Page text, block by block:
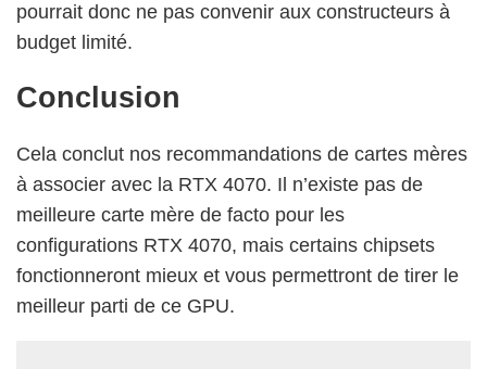
pourrait donc ne pas convenir aux constructeurs à
budget limité.
Conclusion
Cela conclut nos recommandations de cartes mères
à associer avec la RTX 4070. Il n’existe pas de
meilleure carte mère de facto pour les
configurations RTX 4070, mais certains chipsets
fonctionneront mieux et vous permettront de tirer le
meilleur parti de ce GPU.